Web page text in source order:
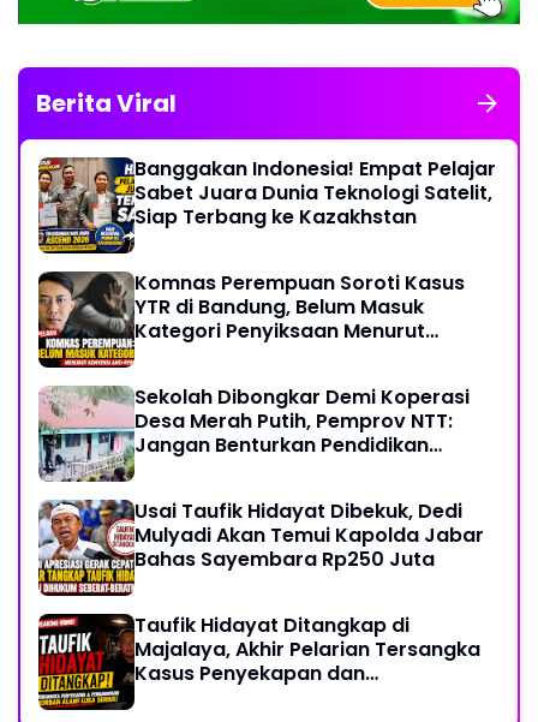
Berita Viral
Banggakan Indonesia! Empat Pelajar
Sabet Juara Dunia Teknologi Satelit,
Siap Terbang ke Kazakhstan
Komnas Perempuan Soroti Kasus
YTR di Bandung, Belum Masuk
Kategori Penyiksaan Menurut
Sekolah Dibongkar Demi Koperasi
Desa Merah Putih, Pemprov NTT:
Jangan Benturkan Pendidikan
Usai Taufik Hidayat Dibekuk, Dedi
Mulyadi Akan Temui Kapolda Jabar
Bahas Sayembara Rp250 Juta
Taufik Hidayat Ditangkap di
Majalaya, Akhir Pelarian Tersangka
Kasus Penyekapan dan